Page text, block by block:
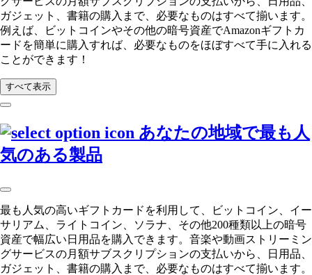
ガジェット、書籍の購入まで、必要なものはすべて揃います。
例えば、ビットコインやその他の暗号資産でAmazonギフトカ
ードを簡単に購入すれば、必要なものをほぼすべて手に入れる
ことができます！
すべて表示
あなたの地域で最も人
気のある製品
最も人気の高いギフトカードを利用して、ビットコイン、イー
サリアム、ライトコイン、ソラナ、その他200種類以上の暗号
資産で幅広い日用品を購入できます。音楽や動画ストリーミン
グサービスの月額サブスクリプションの支払いから、日用品、
ガジェット、書籍の購入まで、必要なものはすべて揃います。